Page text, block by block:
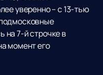
уверенно – с 13-тью
на 7-й строчке в
момент его